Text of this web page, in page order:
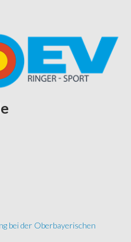
bei der Oberbayerischen